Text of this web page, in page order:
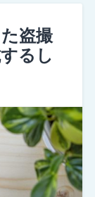
盗撮
るし